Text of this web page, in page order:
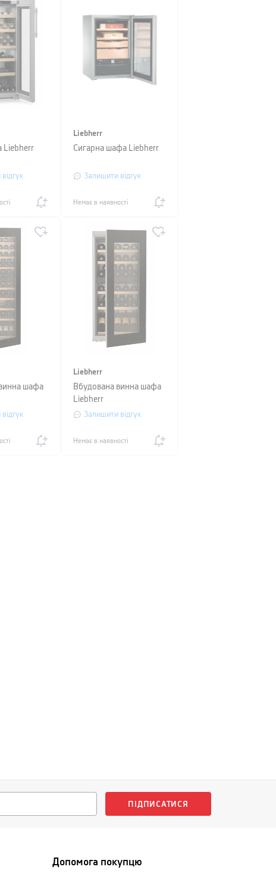
Liebherr
Liebherr
Сигарна шафа Liebherr
Залишити відгук
Немає в наявності
шафа
Liebherr
Вбудована винна шафа
Liebherr
Залишити відгук
Немає в наявності
ПІДПИСАТИСЯ
Допомога покупцю